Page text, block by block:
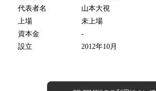
代表者名
山本大視
上場
未上場
資本金
-
設立
2012年10月